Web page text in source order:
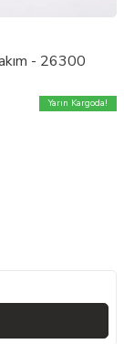
- 26300
Yarın Kargoda!